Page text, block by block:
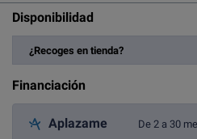
Disponibilidad
¿Recoges en tienda?
Financiación
Aplazame De 2 a 30